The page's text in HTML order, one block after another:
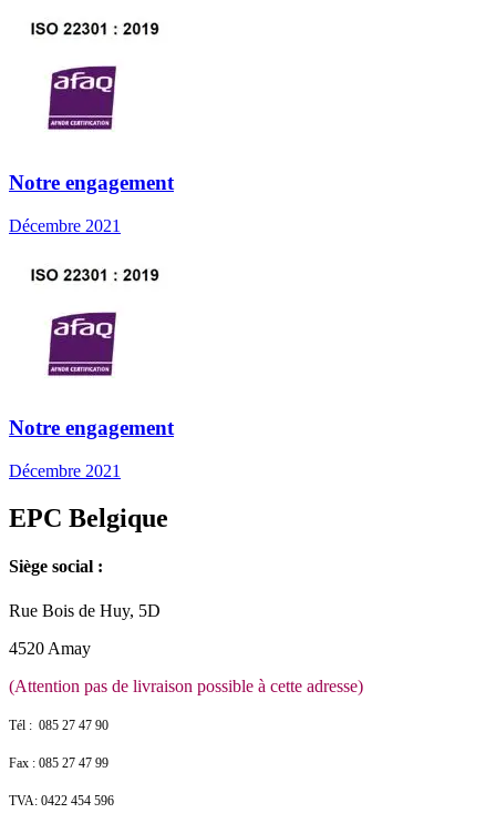
Notre engagement
Décembre 2021
Notre engagement
Décembre 2021
EPC Belgique
Siège social :
Rue Bois de Huy, 5D
4520 Amay
(Attention pas de livraison possible à cette adresse)
Tél : 085 27 47 90
Fax : 085 27 47 99
TVA: 0422 454 596